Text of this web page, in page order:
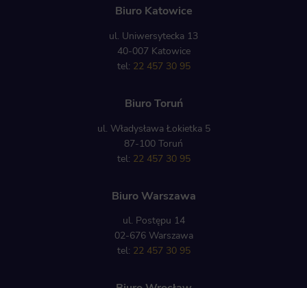
Biuro Katowice
ul. Uniwersytecka 13
40-007 Katowice
tel: 22 457 30 95
Biuro Toruń
ul. Władysława Łokietka 5
87-100 Toruń
tel: 22 457 30 95
Biuro Warszawa
ul. Postępu 14
02-676 Warszawa
tel: 22 457 30 95